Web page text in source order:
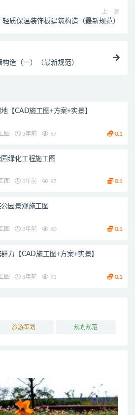
上一篇
轻质保温装饰板建筑构造（最新规范）
造（一）（最新规范）
【CAD施工图+方案+实景】
图 3年前 67 0.1
绿化工程施工图
图 3年前 97 0.1
园景观施工图
图 3年前 60 0.1
力【CAD施工图+方案+实景】
图 3年前 91 0.1
旅游策划 规划规范